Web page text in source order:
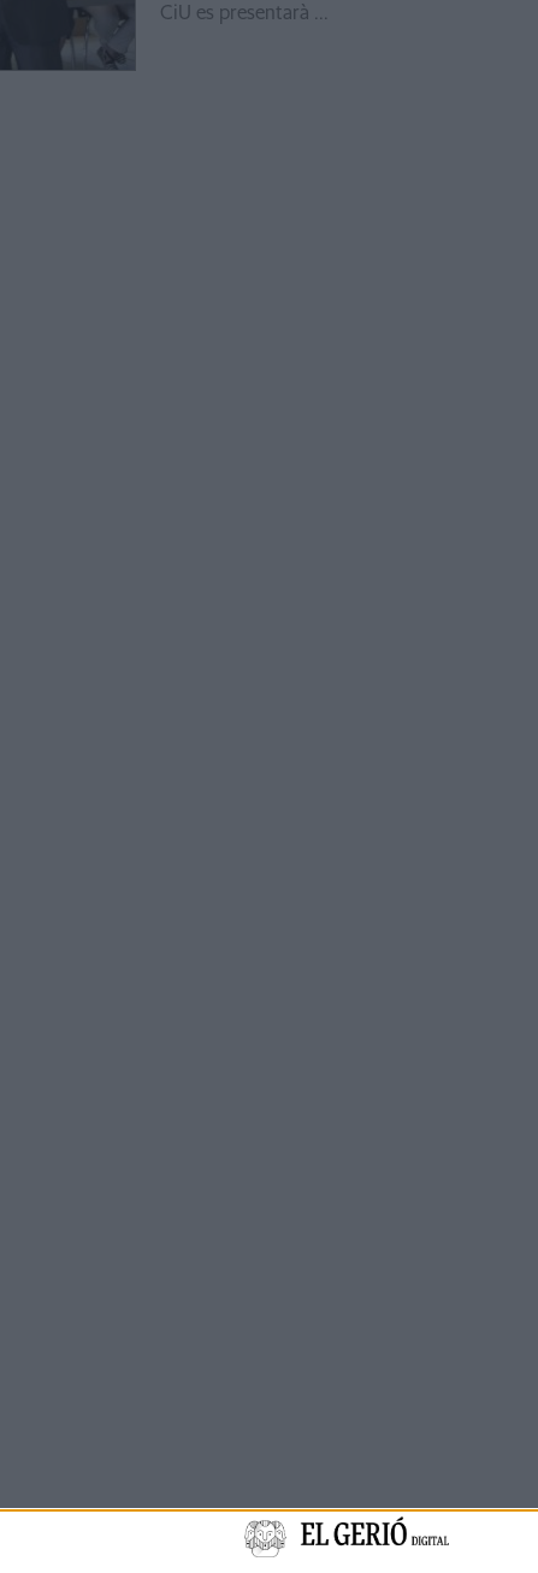
CiU es presentarà ...